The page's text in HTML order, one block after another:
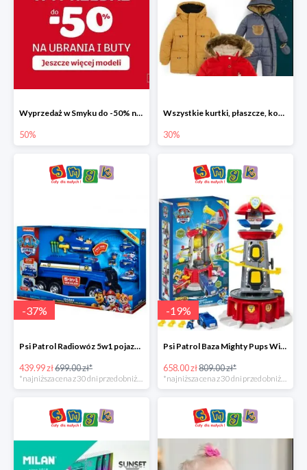
Wyprzedaż w Smyku do -50% na ubrania i buty
50%
Wszystkie kurtki, płaszcze, kombinezony i spodnie narciarskie -30%
30%
-37%
Psi Patrol Radiowóz 5w1 pojazd ratunkowy z figurką Chase'a -37%
439.99 zł699.00 zł*
-19%
Psi Patrol Baza Mighty Pups Wieża obserwacyjna+pojazd z figurką -19%
658.00 zł809.00 zł*